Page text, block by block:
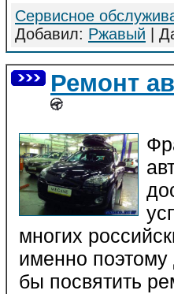
Сервисное
Добавил: Ржавый |
Ремонт
многих
именно поэтому
бы посвятить